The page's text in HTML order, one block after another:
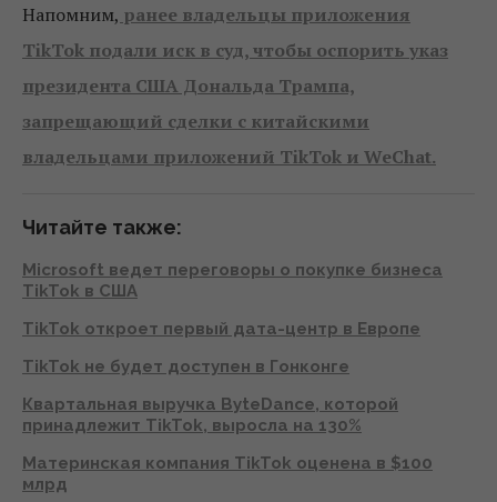
Напомним, ранее владельцы приложения
TikTok подали иск в суд, чтобы оспорить указ
президента США Дональда Трампа,
запрещающий сделки с китайскими
владельцами приложений TikTok и WeChat.
Читайте также:
Microsoft ведет переговоры о покупке бизнеса
TikTok в США
TikTok откроет первый дата-центр в Европе
TikTok не будет доступен в Гонконге
Квартальная выручка ByteDance, которой
принадлежит TikTok, выросла на 130%
Материнская компания TikTok оценена в $100
млрд